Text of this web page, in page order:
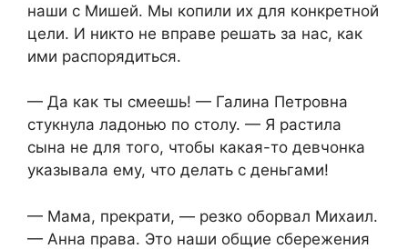
наши с Мишей. Мы копили их для конкретной
цели. И никто не вправе решать за нас, как
ими распорядиться.
— Да как ты смеешь! — Галина Петровна
стукнула ладонью по столу. — Я растила
сына не для того, чтобы какая-то девчонка
указывала ему, что делать с деньгами!
— Мама, прекрати, — резко оборвал Михаил.
— Анна права. Это наши общие сбережения